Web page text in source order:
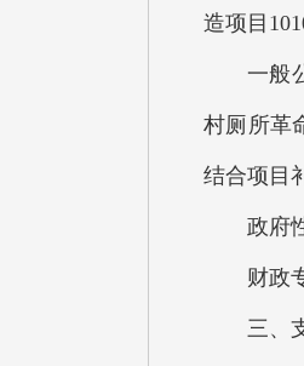
造项目
一般公
村厕所革
结合
政府性
财政专
三、支